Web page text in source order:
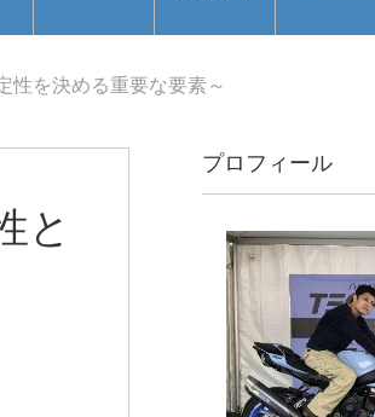
性を決める重要な要素～
と
プロフィール